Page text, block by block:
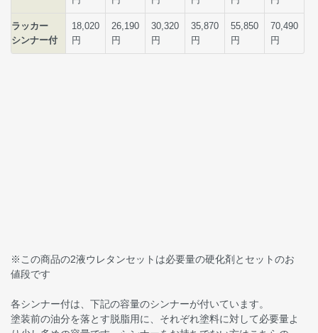
※この商品の2液ウレタンセットは必要量の硬化剤とセットのお
値段です
各シンナー付は、下記の容量のシンナーが付いています。
塗装前の油分を落とす脱脂用に、それぞれ塗料に対して必要量よ